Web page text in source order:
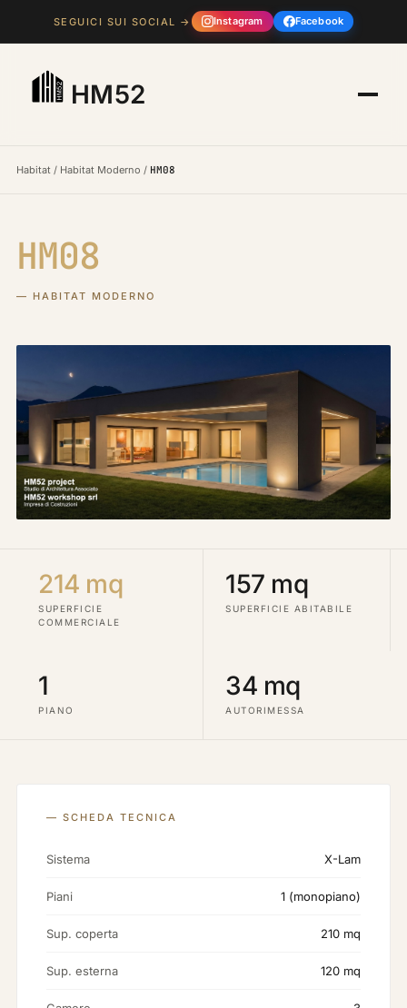
SEGUICI SUI SOCIAL → Instagram Facebook
HM52
Habitat / Habitat Moderno / HM08
HM08
— HABITAT MODERNO
214 mq
SUPERFICIE
COMMERCIALE
157 mq
SUPERFICIE ABITABILE
1
PIANO
34 mq
AUTORIMESSA
— SCHEDA TECNICA
Sistema X-Lam
Piani 1 (monopiano)
Sup. coperta 210 mq
Sup. esterna 120 mq